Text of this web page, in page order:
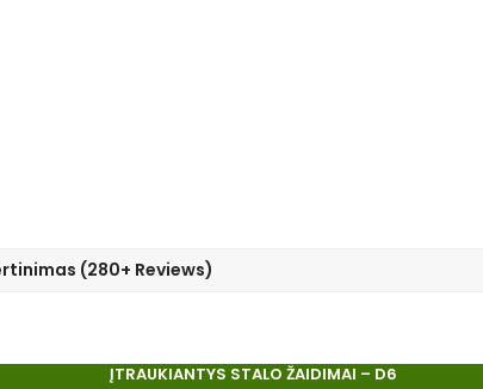
(280+ Reviews)
ĮTRAUKIANTYS STALO ŽAIDIMAI – D6